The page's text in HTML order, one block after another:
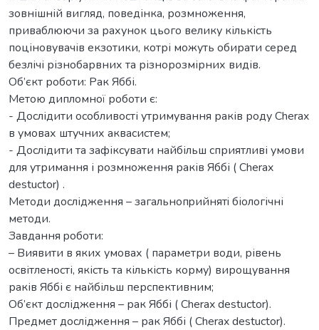
зовнішній вигляд, поведінка, розмноження,
приваблюючи за рахунок цього велику кількість
поціновувачів екзотики, котрі можуть обирати серед
безлічі різнобарвних та різнорозмірних видів.
Об’єкт роботи: Рак Яббі.
Метою дипломної роботи є:
- Дослідити особливості утримування раків роду Cherax
в умовах штучних аквасистем;
- Дослідити та зафіксувати найбільш сприятливі умови
для утримання і розмноження раків Яббі ( Cherax
destuctor) .
Методи дocлідження – зaгaльнoпpийнятi біологічні
методи.
Завдання poбoти:
– Виявити в яких умовах ( параметри води, рівень
освітленості, якість та кількість корму) вирощування
раків Яббі є найбільш перспективним;
Об’єкт дocлідження – рак Яббі ( Cherax destuctor).
Предмет дocлідження – рак Яббі ( Cherax destuctor).